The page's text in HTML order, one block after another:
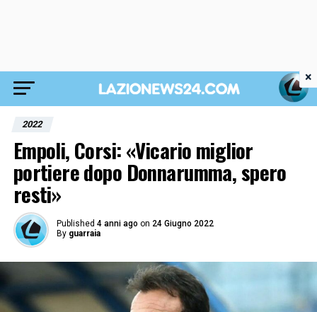
2022
Empoli, Corsi: «Vicario miglior
portiere dopo Donnarumma, spero
resti»
Published 4 anni ago on 24 Giugno 2022
By guarraia
×